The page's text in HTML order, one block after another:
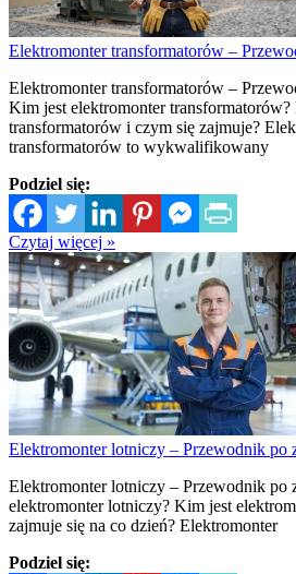
Elektromonter transformatorów –
Elektromonter transformatorów –
Kim jest elektromonter
transformatorów i czym się zajmuje?
transformatorów to wykwalifikowany
Podziel się:
Czytaj więcej »
Elektromonter lotniczy – Przewodnik po
Elektromonter lotniczy – Przewodnik po
elektromonter lotniczy? Kim jest
zajmuje się na co dzień? Elektromonter
Podziel się: